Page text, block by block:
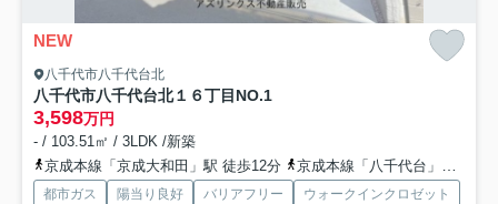
NEW
八千代市八千代台北
八千代市八千代台北１６丁目 NO.1
3,598万円
- / 103.51㎡ / 3LDK /新築
京成本線「京成大和田」駅 徒歩12分
京成本線「八千代台」駅 徒歩22分
都市ガス 陽当り良好 バリアフリー
ウォークインクロゼット